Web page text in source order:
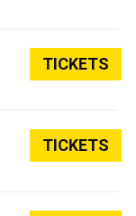
TICKETS
TICKETS